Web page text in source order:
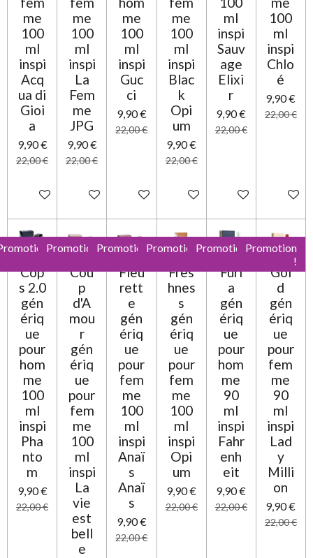
me
100
ml
inspi
Acq
ua di
Gioi
a
9,90 €
22,00 €
Ajouter au panier
me
100
ml
inspi
La
Fem
me
JPG
9,90 €
22,00 €
Ajouter au panier
me
100
ml
inspi
Guc
ci
9,90 €
22,00 €
Ajouter au panier
me
100
ml
inspi
Blac
k
Opi
um
9,90 €
22,00 €
Ajouter au panier
ml
inspi
Sauv
age
Elixi
r
9,90 €
22,00 €
Ajouter au panier
100
ml
inspi
Chlo
é
9,90 €
22,00 €
Ajouter
Cop
s 2.0
gén
ériq
ue
pour
hom
me
100
ml
inspi
Pha
nto
m
9,90 €
22,00 €
Promotion
Cou
p
d'A
mou
r
gén
ériq
ue
pour
fem
me
100
ml
inspi
La
vie
est
bell
e
Promotion
Fleu
rett
e
gén
ériq
ue
pour
fem
me
100
ml
inspi
Anaï
s
Anaï
s
9,90 €
22,00 €
Promotion
Fres
hnes
s
gén
ériq
ue
pour
fem
me
100
ml
inspi
Opi
um
9,90 €
22,00 €
Promotion
Furi
a
gén
ériq
ue
pour
hom
me
90
ml
inspi
Fahr
enh
eit
9,90 €
22,00 €
Promotion
!
Gol
d
gén
ériq
ue
pour
fem
me
90
ml
inspi
Lad
y
Milli
on
9,90 €
22,00 €